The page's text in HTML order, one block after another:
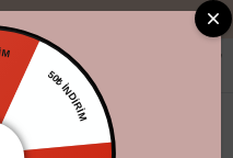
"Aynı gün
50₺ İNDİRİM